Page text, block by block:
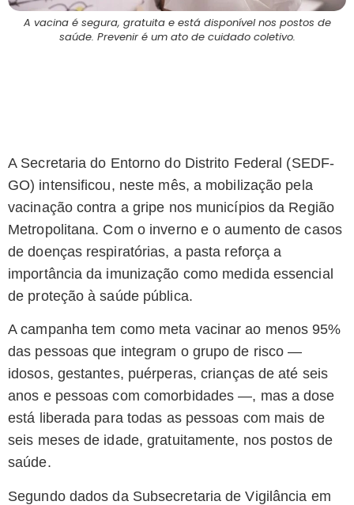
A vacina é segura, gratuita e está disponível nos postos de
saúde. Prevenir é um ato de cuidado coletivo.
A Secretaria do Entorno do Distrito Federal (SEDF-
GO) intensificou, neste mês, a mobilização pela
vacinação contra a gripe nos municípios da Região
Metropolitana. Com o inverno e o aumento de casos
de doenças respiratórias, a pasta reforça a
importância da imunização como medida essencial
de proteção à saúde pública.
A campanha tem como meta vacinar ao menos 95%
das pessoas que integram o grupo de risco —
idosos, gestantes, puérperas, crianças de até seis
anos e pessoas com comorbidades —, mas a dose
está liberada para todas as pessoas com mais de
seis meses de idade, gratuitamente, nos postos de
saúde.
Segundo dados da Subsecretaria de Vigilância em